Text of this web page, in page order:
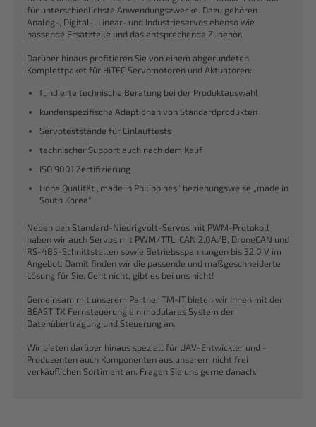
für unterschiedlichste Anwendungszwecke. Dazu gehören
Analog-, Digital-, Linear- und Industrieservos ebenso wie
passende Ersatzteile und das entsprechende Zubehör.
Darüber hinaus profitieren Sie von einem abgerundeten
Komplettpaket für HiTEC Servomotoren und Aktuatoren:
fundierte technische Beratung bei der Produktauswahl
kundenspezifische Adaptionen von Standardprodukten
Servoteststände für Einlauftests
technischer Support auch nach dem Kauf
ISO 9001 Zertifizierung
Hohe Qualität „made in Philippines“ beziehungsweise „made in
South Korea“
Neben den Standard-Niedrigvolt-Servos mit PWM-Protokoll
haben wir auch Servos mit PWM/TTL, CAN 2.0A/B, DroneCAN und
RS-485-Schnittstellen sowie Betriebsspannungen bis 32,0 V im
Angebot. Damit finden wir die passende und maßgeschneiderte
Lösung für Sie. Geht nicht, gibt es bei uns nicht!
Gemeinsam mit unserem Partner TM-IT bieten wir Ihnen mit der
BEAST TX Fernsteuerung ein modulares System der
Datenübertragung und Steuerung an.
Wir bieten darüber hinaus speziell für UAV-Entwickler und -
Produzenten auch Komponenten aus unserem nicht frei
verkäuflichen Sortiment an. Fragen Sie uns gerne danach.